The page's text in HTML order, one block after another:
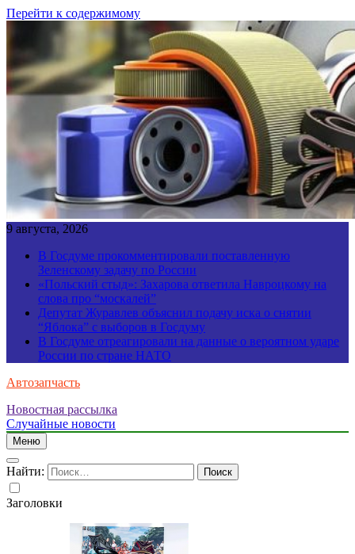
Перейти к содержимому
9 августа, 2026
В Госдуме прокомментировали поставленную
Зеленскому задачу по России
«Польский стыд»: Захарова ответила Навроцкому на
слова про “москалей”
Депутат Журавлев объяснил подачу иска о снятии
“Яблока” с выборов в Госдуму
В Госдуме отреагировали на данные о вероятном ударе
России по стране НАТО
Автозапчасть
Новостная рассылка
Случайные новости
Меню
Найти:
Заголовки